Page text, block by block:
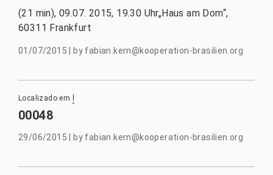
(21 min), 09.07. 2015, 19.30 Uhr„Haus am Dom“,
60311 Frankfurt
01/07/2015 by fabian.kern@kooperation-brasilien.org
Localizado em
00048
29/06/2015 by fabian.kern@kooperation-brasilien.org